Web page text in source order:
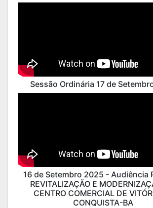
Sessão Ordinária 17 de
16 de Setembro 2025 - Audiência
REVITALIZAÇÃO E
CENTRO COMERCIAL DE
CONQUISTA-BA